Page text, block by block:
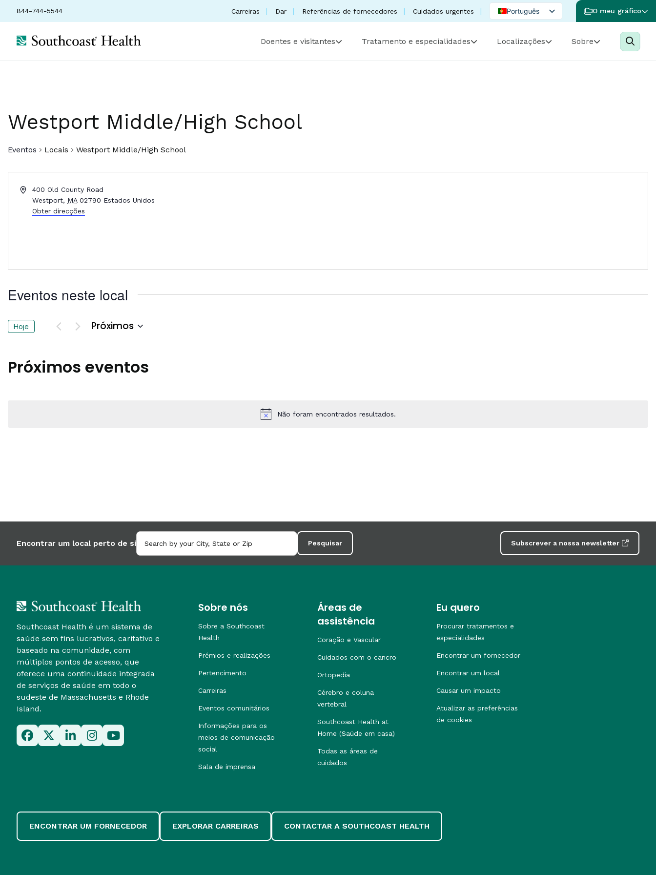
844-744-5544 Carreiras Dar Referências de fornecedores Cuidados urgentes
Português
Spanish
O meu gráfico
Doentes e visitantes Tratamento e especialidades Localizações Sobre
Aviso
Não foram encontrados resultados.
Westport Middle/High School
Eventos Locais Westport Middle/High School
Endereço
400 Old County Road
Westport, MA 02790 Estados Unidos
Obter direcções
Eventos neste local
Hoje Próximos
Próximos eventos
Encontrar um local perto de si Pesquisar Subscrever a nossa newsletter
Southcoast Health é um sistema de
saúde sem fins lucrativos, caritativo e
baseado na comunidade, com
múltiplos pontos de acesso, que
oferece uma continuidade integrada
de serviços de saúde em todo o
sudeste de Massachusetts e Rhode
Island.
Sobre nós
Sobre a Southcoast
Health
Prémios e realizações
Pertencimento
Carreiras
Eventos comunitários
Informações para os
meios de comunicação
social
Sala de imprensa
Áreas de
assistência
Coração e Vascular
Cuidados com o cancro
Ortopedia
Cérebro e coluna
vertebral
Southcoast Health at
Home (Saúde em casa)
Todas as áreas de
cuidados
Eu quero
Procurar tratamentos e
especialidades
Encontrar um fornecedor
Encontrar um local
Causar um impacto
Atualizar as preferências
de cookies
ENCONTRAR UM FORNECEDOR EXPLORAR CARREIRAS CONTACTAR A SOUTHCOAST HEALTH